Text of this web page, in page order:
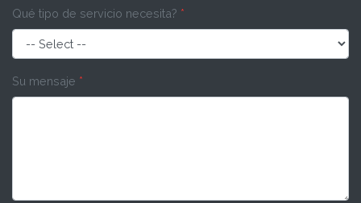
Qué tipo de servicio necesita? *
Su mensaje *